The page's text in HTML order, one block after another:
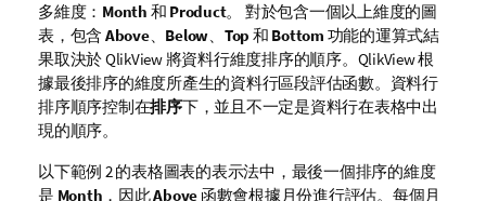
多維度： Month 和 Product。 對於包含一個以上維度的圖
表，包含 Above、 Below、 Top 和 Bottom 功能的運算式結
果取決於QlikView將資料行維度排序的順序。 QlikView根
據最後排序的維度所產生的資料行區段評估函數。資料行
排序順序控制在排序下，並且不一定是資料行在表格中出
現的順序。
以下範例 2 的表格圖表的表示法中，最後一個排序的維度
是 Month ，因此Above 函數會根據月份進行評估。每個月